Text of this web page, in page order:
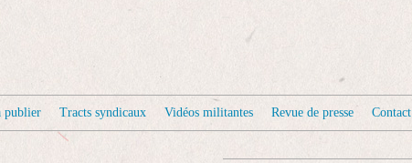
publier Tracts syndicaux Vidéos militantes Revue de presse Contact